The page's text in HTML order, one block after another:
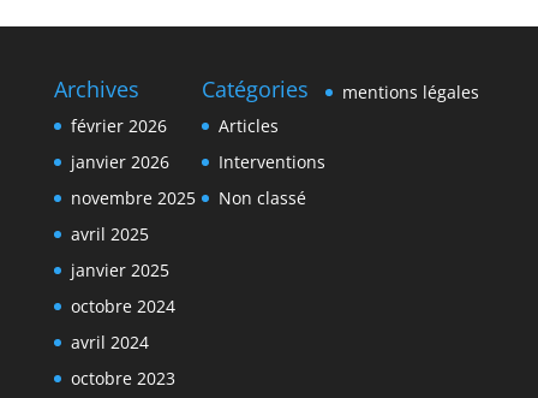
Archives
février 2026
janvier 2026
novembre 2025
avril 2025
janvier 2025
octobre 2024
avril 2024
octobre 2023
Catégories
Articles
Interventions
Non classé
mentions légales